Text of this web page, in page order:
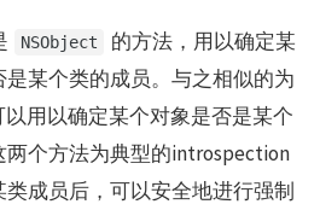
NSObject
的方法，用以确定某
是某个类的成员。与之相似的为
以用以确定某个对象是否是某个
个方法为典型的introspection
成员后，可以安全地进行强制